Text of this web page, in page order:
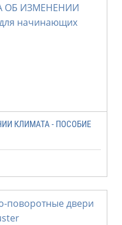
КЛИМАТА - ПОСОБИЕ